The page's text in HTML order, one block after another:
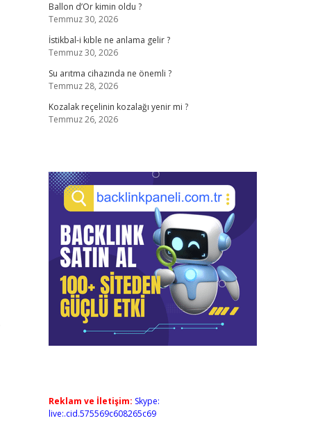
Ballon d’Or kimin oldu ?
Temmuz 30, 2026
İstikbal-i kıble ne anlama gelir ?
Temmuz 30, 2026
Su arıtma cihazında ne önemli ?
Temmuz 28, 2026
Kozalak reçelinin kozalağı yenir mi ?
Temmuz 26, 2026
Reklam ve İletişim: Skype:
live:.cid.575569c608265c69